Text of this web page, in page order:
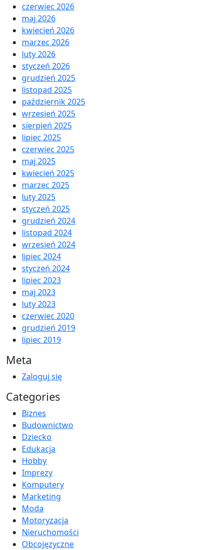
czerwiec 2026
maj 2026
kwiecień 2026
marzec 2026
luty 2026
styczeń 2026
grudzień 2025
listopad 2025
październik 2025
wrzesień 2025
sierpień 2025
lipiec 2025
czerwiec 2025
maj 2025
kwiecień 2025
marzec 2025
luty 2025
styczeń 2025
grudzień 2024
listopad 2024
wrzesień 2024
lipiec 2024
styczeń 2024
lipiec 2023
maj 2023
luty 2023
czerwiec 2020
grudzień 2019
lipiec 2019
Meta
Zaloguj się
Categories
Biznes
Budownictwo
Dziecko
Edukacja
Hobby
Imprezy
Komputery
Marketing
Moda
Motoryzacja
Nieruchomości
Obcojęzyczne